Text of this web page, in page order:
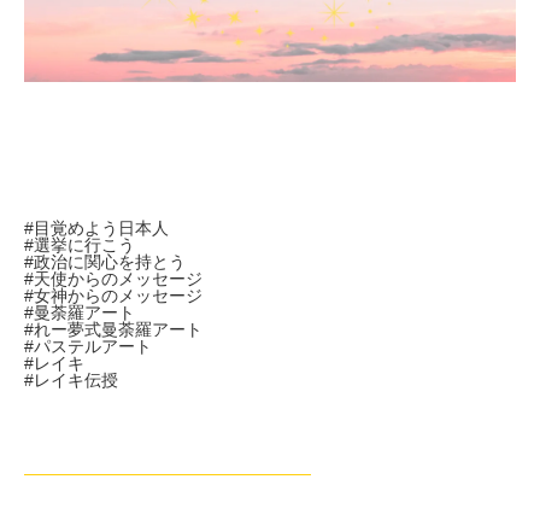
#目覚めよう日本人
#選挙に行こう
#政治に関心を持とう
#天使からのメッセージ
#女神からのメッセージ
#曼荼羅アート
#れー夢式曼荼羅アート
#パステルアート
#レイキ
#レイキ伝授
—————————————————